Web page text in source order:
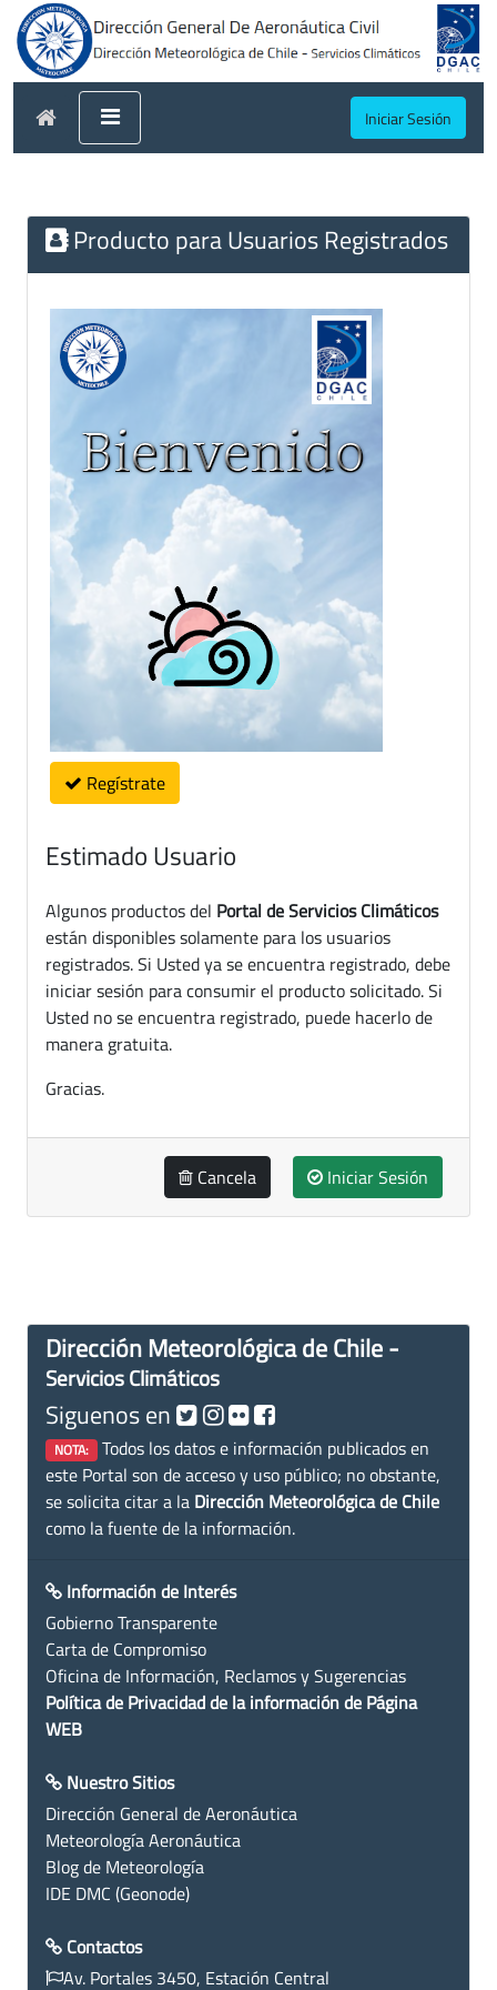
Iniciar Sesión
Producto para Usuarios Registrados
Regístrate
Estimado Usuario
Algunos productos del Portal de Servicios Climáticos
están disponibles solamente para los usuarios
registrados. Si Usted ya se encuentra registrado, debe
iniciar sesión para consumir el producto solicitado. Si
Usted no se encuentra registrado, puede hacerlo de
manera gratuita.
Gracias.
Cancela Iniciar Sesión
Dirección Meteorológica de Chile -
Servicios Climáticos
Siguenos en
NOTA: Todos los datos e información publicados en
este Portal son de acceso y uso público; no obstante,
se solicita citar a la Dirección Meteorológica de Chile
como la fuente de la información.
Información de Interés
Gobierno Transparente
Carta de Compromiso
Oficina de Información, Reclamos y Sugerencias
Política de Privacidad de la información de Página
WEB
Nuestro Sitios
Dirección General de Aeronáutica
Meteorología Aeronáutica
Blog de Meteorología
IDE DMC (Geonode)
Contactos
Av. Portales 3450, Estación Central